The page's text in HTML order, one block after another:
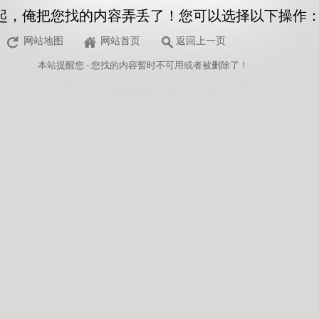
，俺把您找的内容弄丢了！您可以选择以下操作
网站地图 网站首页 返回上一页
本站提醒您 - 您找的内容暂时不可用或者被删除了！